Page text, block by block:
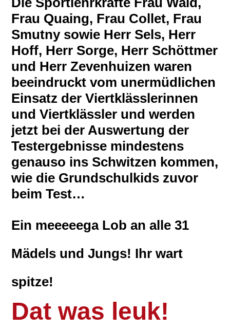
Frau Quaing, Frau Collet, Frau
Smutny sowie Herr Sels, Herr
Hoff, Herr Sorge, Herr Schöttmer
und Herr Zevenhuizen waren
beeindruckt vom unermüdlichen
Einsatz der Viertklässlerinnen
und Viertklässler und werden
jetzt bei der Auswertung der
Testergebnisse mindestens
genauso ins Schwitzen kommen,
wie die Grundschulkids zuvor
beim Test…
Ein meeeeega Lob an alle 31
Mädels und Jungs! Ihr wart
spitze!
Dat was leuk!